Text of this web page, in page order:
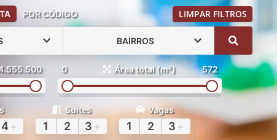
POR CÓDIGO LIMPAR FILTROS
BAIRROS
0 Área total (m²) 572
4 +
Suítes
1 2 3 +
Vagas
1 2 3 +